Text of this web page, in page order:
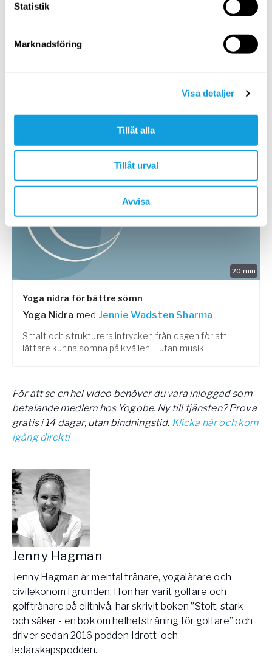
Statistik
Marknadsföring
Visa detaljer
Tillåt alla
Tillåt urval
Avvisa
10
Jenny Hagman
Lär dig grunderna till en god natts sömn.
20 min
PASSAR ALLA
Yoga nidra för bättre sömn
Yoga Nidra med Jennie Wadsten Sharma
Smält och strukturera intrycken från dagen för att
lättare kunna somna på kvällen – utan musik.
För att se en hel video behöver du vara inloggad som
betalande medlem hos Yogobe. Ny till tjänsten? Prova
gratis i 14 dagar, utan bindningstid. Klicka här och kom
igång direkt!
Jenny Hagman
Jenny Hagman är mental tränare, yogalärare och
civilekonom i grunden. Hon har varit golfare och
golftränare på elitnivå, har skrivit boken ”Stolt, stark
och säker - en bok om helhetsträning för golfare” och
driver sedan 2016 podden Idrott-och
ledarskapspodden.